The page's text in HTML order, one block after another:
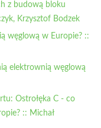
z budową bloku
Krzysztof Bodzek
węglową w Europie? ::
elektrownią węglową
Ostrołęka C - co
:: Michał